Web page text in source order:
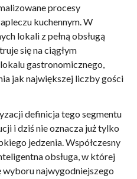
procesy
kuchennym. W
lokali z pełną obsługą
się na ciągłym
gastronomicznego,
jak największej liczby gości
definicja tego segmentu
i dziś nie oznacza już tylko
jedzenia. Współczesny
obsługa, w której
wyboru najwygodniejszego